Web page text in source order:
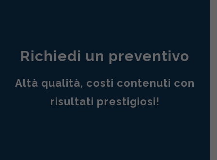
Richiedi un preventivo
Altà qualità, costi contenuti con
risultati prestigiosi!